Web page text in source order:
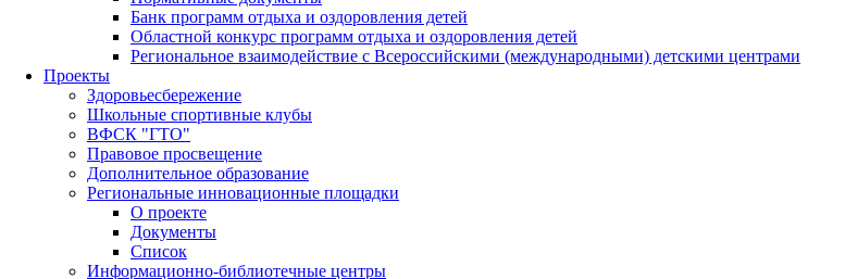
Банк программ отдыха и оздоровления детей
Областной конкурс программ отдыха и оздоровления детей
Региональное взаимодействие с Всероссийскими (международными) детскими центрами
Проекты
Здоровьесбережение
Школьные спортивные клубы
ВФСК "ГТО"
Правовое просвещение
Дополнительное образование
Региональные инновационные площадки
О проекте
Документы
Список
Информационно-библиотечные центры